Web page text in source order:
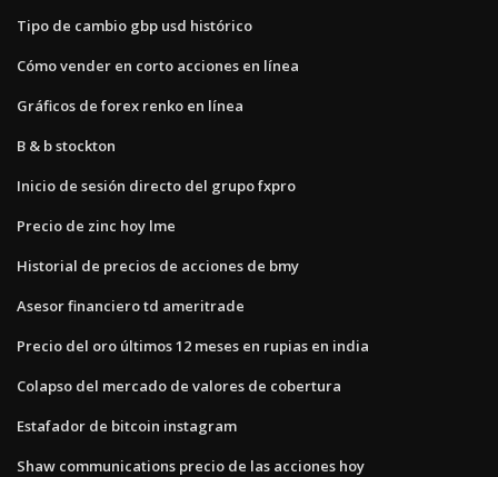
Tipo de cambio gbp usd histórico
Cómo vender en corto acciones en línea
Gráficos de forex renko en línea
B & b stockton
Inicio de sesión directo del grupo fxpro
Precio de zinc hoy lme
Historial de precios de acciones de bmy
Asesor financiero td ameritrade
Precio del oro últimos 12 meses en rupias en india
Colapso del mercado de valores de cobertura
Estafador de bitcoin instagram
Shaw communications precio de las acciones hoy